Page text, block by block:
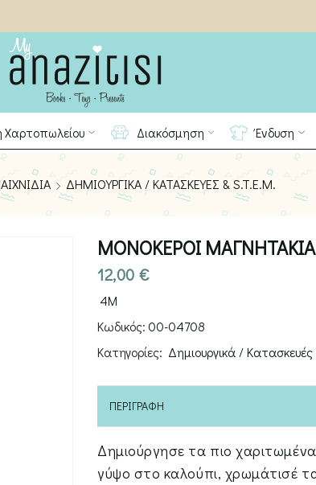
Χαρτοπωλείου Διακόσμηση Ένδυση
ΔΗΜΙΟΥΡΓΙΚΆ / ΚΑΤΑΣΚΕΥΈΣ & S.T.E.M.
ΜΟΝΟΚΕΡΟΙ
12,00 €
4M
Κωδικός:00-04708
Κατηγορίες: Δημιουργικά / Κατασκευές
ΠΕΡΙΓΡΑΦΉ
Δημιούργησε τα πιο
γύψο στο καλούπι, χρωμάτισέ